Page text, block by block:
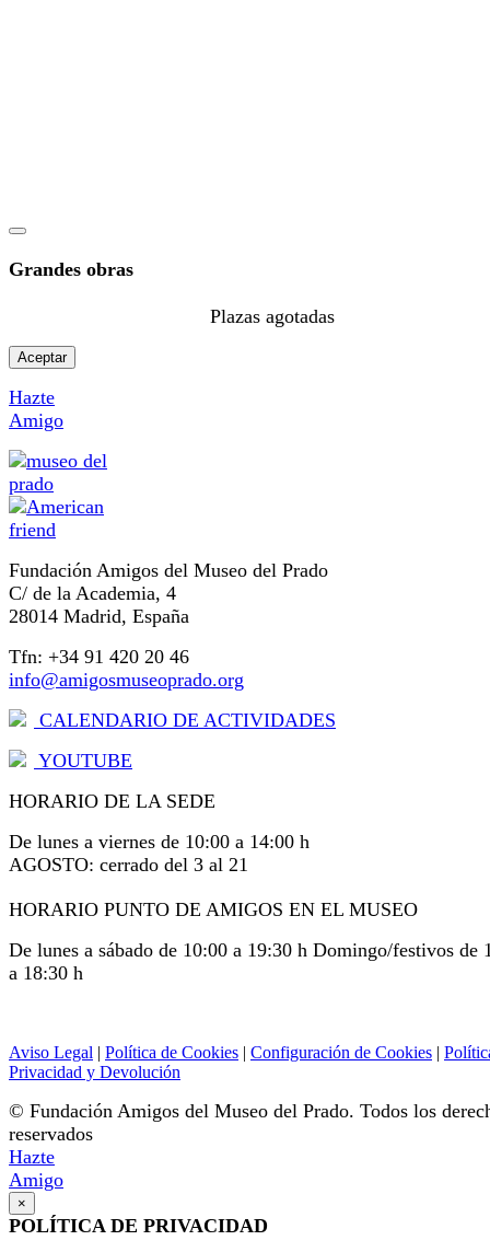
Grandes obras
Plazas agotadas
Aceptar
Hazte
Amigo
Fundación Amigos del Museo del Prado
C/ de la Academia, 4
28014 Madrid, España
Tfn: +34 91 420 20 46
info@amigosmuseoprado.org
CALENDARIO DE ACTIVIDADES
YOUTUBE
HORARIO DE LA SEDE
De lunes a viernes de 10:00 a 14:00 h
AGOSTO: cerrado del 3 al 21
HORARIO PUNTO DE AMIGOS EN EL MUSEO
De lunes a sábado de 10:00 a 19:30 h Domingo/festivos de
a 18:30 h
Aviso Legal | Política de Cookies | Configuración de Cookies |
Privacidad y Devolución
© Fundación Amigos del Museo del Prado. Todos los
reservados
Hazte
Amigo
×
POLÍTICA DE PRIVACIDAD